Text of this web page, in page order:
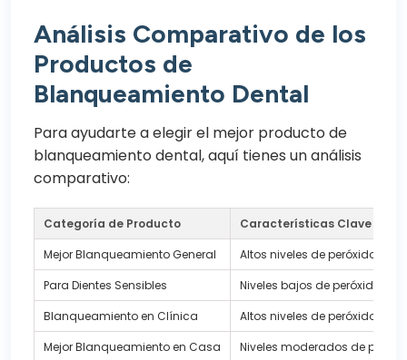
Análisis Comparativo de los
Productos de
Blanqueamiento Dental
Para ayudarte a elegir el mejor producto de
blanqueamiento dental, aquí tienes un análisis
comparativo:
Categoría de Producto
Características Clave
Mejor Blanqueamiento General
Altos niveles de peróxido
Para Dientes Sensibles
Niveles bajos de peróxido,
Blanqueamiento en Clínica
Altos niveles de peróxido
Mejor Blanqueamiento en Casa
Niveles moderados de